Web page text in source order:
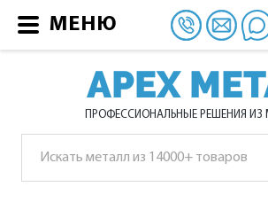
APEX
ПРОФЕССИОНАЛЬНЫЕ РЕШЕНИЯ ИЗ
МЕНЮ